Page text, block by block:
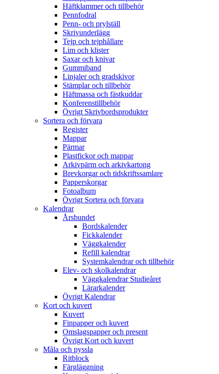
Häftklammer och tillbehör
Pennfodral
Penn- och prylställ
Skrivunderlägg
Tejp och tejphållare
Lim och klister
Saxar och knivar
Gummiband
Linjaler och gradskivor
Stämplar och tillbehör
Häftmassa och fästkuddar
Konferenstillbehör
Övrigt Skrivbordsprodukter
Sortera och förvara
Register
Mappar
Pärmar
Plastfickor och mappar
Arkivpärm och arkivkartong
Brevkorgar och tidskriftssamlare
Papperskorgar
Fotoalbum
Övrigt Sortera och förvara
Kalendrar
Årsbundet
Bordskalender
Fickkalender
Väggkalender
Refill kalendrar
Systemkalendrar och tillbehör
Elev- och skolkalendrar
Väggkalendrar Studieåret
Lärarkalender
Övrigt Kalendrar
Kort och kuvert
Kuvert
Finpapper och kuvert
Omslagspapper och present
Övrigt Kort och kuvert
Måla och pyssla
Ritblock
Färgläggning